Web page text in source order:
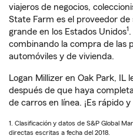
viajeros de negocios,
State Farm es el proveedor
grande en los Estados Unidos1
combinando la compra de las
automóviles y de vivienda.
Logan Millizer en Oak Park, IL
después de que haya
de carros en línea. ¡Es rápido y
1. Clasificación y datos de S&P Global
directas escritas a fecha del 2018.